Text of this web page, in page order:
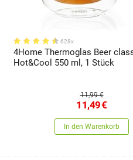
628x
4Home Thermoglas Beer
Hot&Cool 550 ml, 1 Stück
11,99 €
11,49€
In den Warenkorb